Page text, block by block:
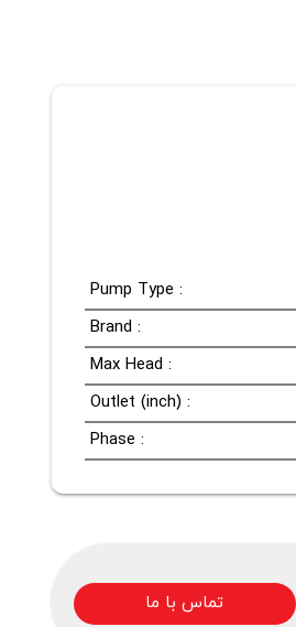
Pump Type :
Brand :
Max Head :
Outlet (inch) :
Phase :
تماس با ما